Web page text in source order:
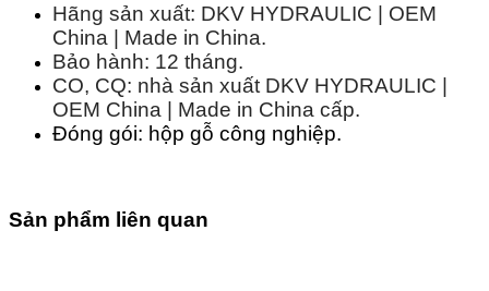
Hãng sản xuất: DKV HYDRAULIC | OEM
China | Made in China.
Bảo hành: 12 tháng.
CO, CQ: nhà sản xuất DKV HYDRAULIC |
OEM China | Made in China cấp.
Đóng gói: hộp gỗ công nghiệp.
Sản phẩm liên quan